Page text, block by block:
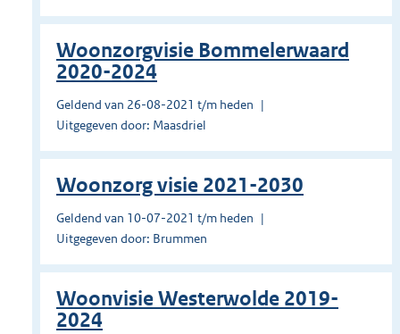
Woonzorgvisie Bommelerwaard
2020-2024
Geldend van 26-08-2021 t/m heden
Uitgegeven door: Maasdriel
Woonzorg visie 2021-2030
Geldend van 10-07-2021 t/m heden
Uitgegeven door: Brummen
Woonvisie Westerwolde 2019-
2024